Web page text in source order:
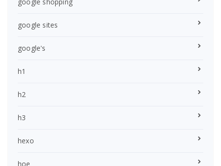
google shopping
google sites
google's
h1
h2
h3
hexo
hoe